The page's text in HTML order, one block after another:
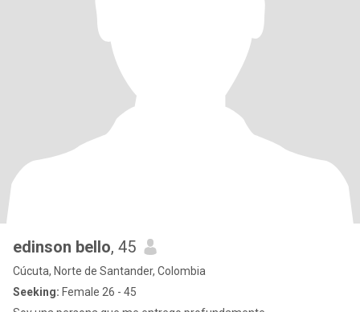
edinson bello, 45
Cúcuta, Norte de Santander, Colombia
Seeking: Female 26 - 45